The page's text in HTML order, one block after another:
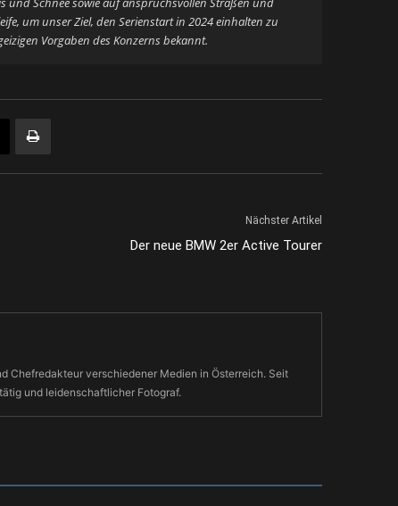
um unser Ziel, den Serienstart in 2024 einhalten zu
Vorgaben des Konzerns bekannt.
Nächster Artikel
Der neue BMW 2er Active Tourer
Chefredakteur verschiedener Medien in Österreich. Seit
und leidenschaftlicher Fotograf.